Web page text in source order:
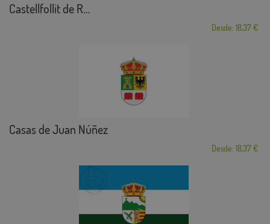
Castellfollit de R...
Desde: 18,37 €
Casas de Juan Núñez
Desde: 18,37 €